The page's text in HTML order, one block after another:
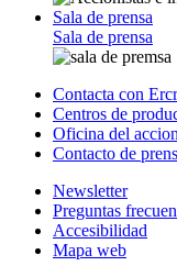
Sala de prensa
Sala de prensa
Contacta con
Centros de
Oficina del
Contacto de
Newsletter
Preguntas
Accesibilidad
Mapa web